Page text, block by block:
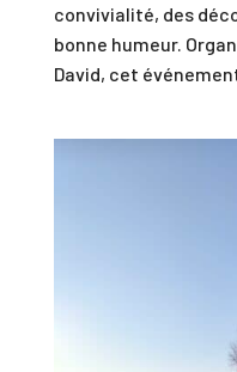
convivialité, des
bonne humeur.
David, cet